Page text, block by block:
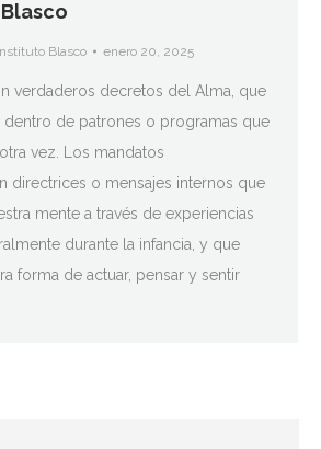
Blasco enero 20, 2025
verdaderos decretos del Alma, que
dentro de patrones o programas que
vez. Los mandatos
directrices o mensajes internos que
mente a través de experiencias
durante la infancia, y que
forma de actuar, pensar y sentir